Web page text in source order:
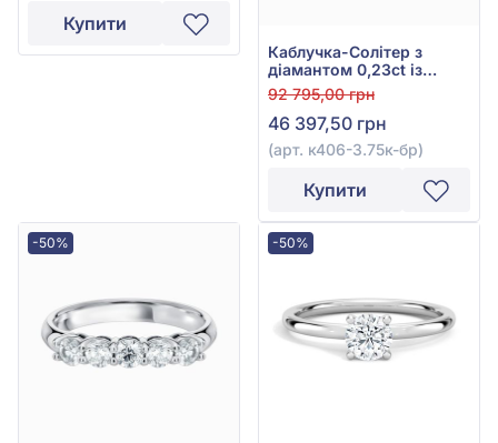
Купити
Каблучка-Солітер з
діамантом 0,23ct із
червоного золота 585°,
арт. к406-3.75к-бр
92 795,00 грн
46 397,50 грн
(арт. к406-3.75к-бр)
Купити
-50% -50%